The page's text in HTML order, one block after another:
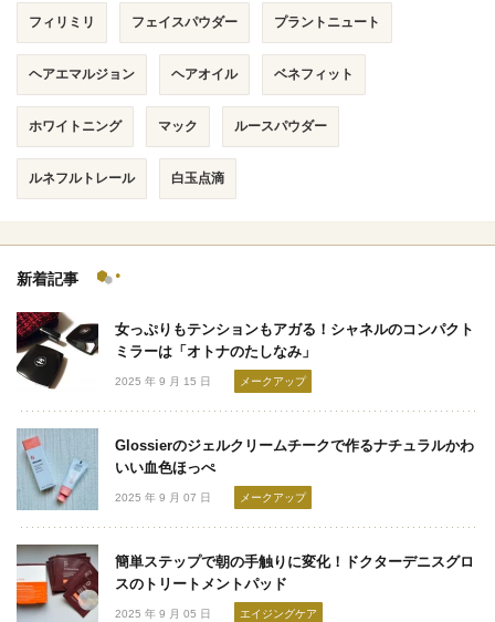
フィリミリ フェイスパウダー プラントニュート
ヘアエマルジョン ヘアオイル ベネフィット
ホワイトニング マック ルースパウダー
ルネフルトレール 白玉点滴
新着記事
女っぷりもテンションもアガる！シャネルのコンパクト
ミラーは「オトナのたしなみ」
2025 年 9 月 15 日 メークアップ
Glossierのジェルクリームチークで作るナチュラルかわ
いい血色ほっぺ
2025 年 9 月 07 日 メークアップ
簡単ステップで朝の手触りに変化！ドクターデニスグロ
スのトリートメントパッド
2025 年 9 月 05 日 エイジングケア